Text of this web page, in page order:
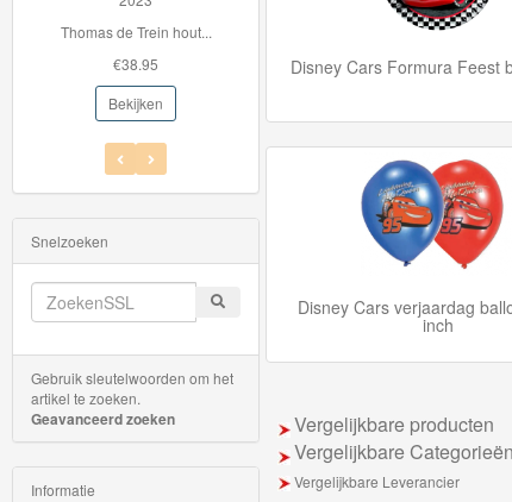
Thomas
Accessoires
Thomas
de
Trein
Minis
Houten
Speelgoed
Thomas
Pre-
Disney Cars Formura Feest
Disney Cars verjaardag
inch
Vergelijkbare producten
Vergelijkbare Categorieën
Vergelijkbare Leverancier
de Trein hout...
Voor de interieurver...
€17.99
Snelzoeken
Gebruik sleutelwoorden om het
artikel te zoeken.
Geavanceerd zoeken
Informatie